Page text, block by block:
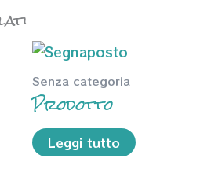
Senza categoria
Prodotto
Leggi tutto